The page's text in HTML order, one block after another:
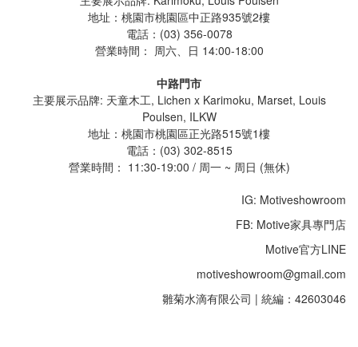
地址：桃園市桃園區中正路935號2樓
電話：(03) 356-0078
營業時間： 周六、日 14:00-18:00
中路門市
主要展示品牌: 天童木工, Lichen x Karimoku, Marset, Louis
Poulsen, ILKW
地址：桃園市桃園區正光路515號1樓
電話：(03) 302-8515
營業時間： 11:30-19:00 / 周一 ~ 周日 (無休)
IG: Motiveshowroom
FB: Motive家具專門店
Motive官方LINE
motiveshowroom@gmail.com
雛菊水滴有限公司 | 統編：42603046